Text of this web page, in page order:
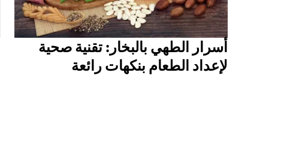
أسرار الطهي بالبخار: تقنية صحية
لإعداد الطعام بنكهات رائعة